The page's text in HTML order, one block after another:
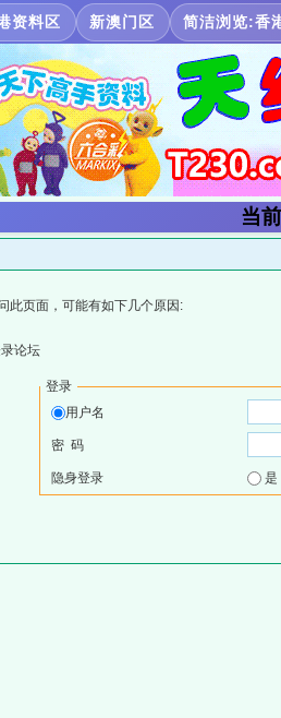
资料区 新澳门区 简洁浏览:香
当
此页面，可能有如下几个原因:
论坛
登录
用户名
密 码
隐身登录